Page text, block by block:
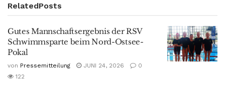
RelatedPosts
Gutes Mannschaftsergebnis der RSV
Schwimmsparte beim Nord-Ostsee-
Pokal
von Pressemitteilung JUNI 24, 2026
0
122